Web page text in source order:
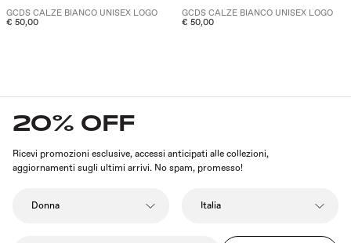
GCDS CALZE BIANCO UNISEX LOGO
€ 50,00
GCDS CALZE BIANCO UNISEX LOGO
€ 50,00
20% OFF
Ricevi promozioni esclusive, accessi anticipati alle collezioni,
aggiornamenti sugli ultimi arrivi. No spam, promesso!